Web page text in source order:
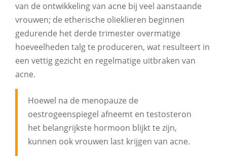
van de ontwikkeling van acne bij veel aanstaande
vrouwen; de etherische olieklieren beginnen
gedurende het derde trimester overmatige
hoeveelheden talg te produceren, wat resulteert in
een vettig gezicht en regelmatige uitbraken van
acne.
Hoewel na de menopauze de
oestrogeenspiegel afneemt en testosteron
het belangrijkste hormoon blijkt te zijn,
kunnen ook vrouwen last krijgen van acne.